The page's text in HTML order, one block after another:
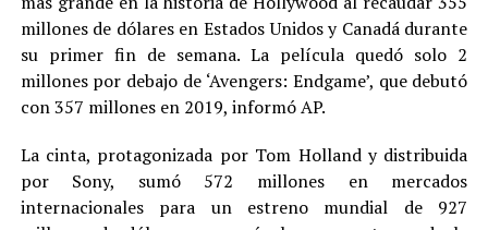
millones de dólares en Estados Unidos y Canadá durante
su primer fin de semana. La película quedó solo 2
millones por debajo de ‘Avengers: Endgame’, que debutó
con 357 millones en 2019, informó AP.
La cinta, protagonizada por Tom Holland y distribuida
por Sony, sumó 572 millones en mercados
internacionales para un estreno mundial de 927